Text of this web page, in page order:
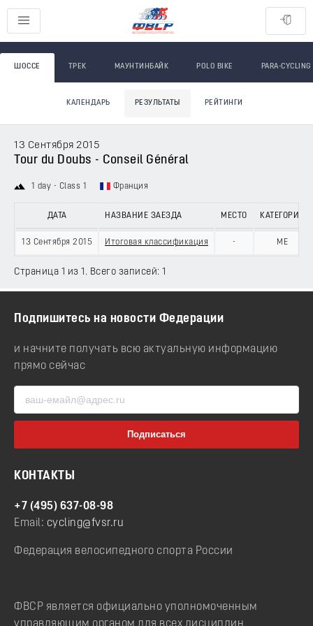
ШОССЕ ТРЕК МАУНТИНБАЙК POLO BIKE PARA-CYCLING
КАЛЕНДАРЬ РЕЗУЛЬТАТЫ РЕЙТИНГИ
13 Сентября 2015
Tour du Doubs - Conseil Général
1 day - Class 1 Франция
ДАТА НАЗВАНИЕ ЗАЕЗДА МЕСТО КАТЕГОРИЯ
13 Сентября 2015 Итоговая классификация - ME
Страница 1 из 1. Всего записей: 1
Подпишитесь на новости Федерации
и начните получать всю актуальную информацию
прямо сейчас
КОНТАКТЫ
+7 (495) 637-08-98
Email: cycling@fvsr.ru
Федерация велосипедного спорта России
ФВСР является официально уполномоченным